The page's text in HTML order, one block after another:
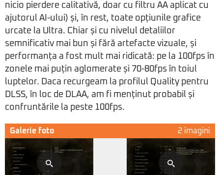
nicio pierdere calitativă, doar cu filtru AA aplicat cu
ajutorul AI-ului) și, în rest, toate opțiunile grafice
urcate la Ultra. Chiar și cu nivelul detaliilor
semnificativ mai bun și fără artefacte vizuale, și
performanța a fost mult mai ridicată: pe la 100fps în
zonele mai puțin aglomerate și 70-80fps în toiul
luptelor. Daca recurgeam la profilul Quality pentru
DLSS, în loc de DLAA, am fi menținut probabil și
confruntările la peste 100fps.
Galerie foto 2 imagini